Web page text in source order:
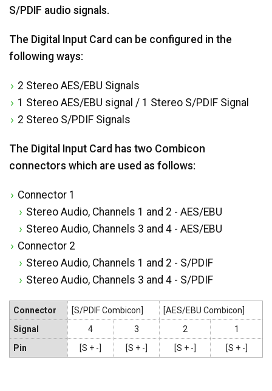
S/PDIF audio signals.
The Digital Input Card can be configured in the
following ways:
2 Stereo AES/EBU Signals
1 Stereo AES/EBU signal / 1 Stereo S/PDIF Signal
2 Stereo S/PDIF Signals
The Digital Input Card has two Combicon
connectors which are used as follows:
Connector 1
Stereo Audio, Channels 1 and 2 - AES/EBU
Stereo Audio, Channels 3 and 4 - AES/EBU
Connector 2
Stereo Audio, Channels 1 and 2 - S/PDIF
Stereo Audio, Channels 3 and 4 - S/PDIF
Connector [S/PDIF Combicon]
[AES/EBU Combicon]
Signal
4 3 2
1
Pin
[S + -] [S + -] [S + -] [S + -]